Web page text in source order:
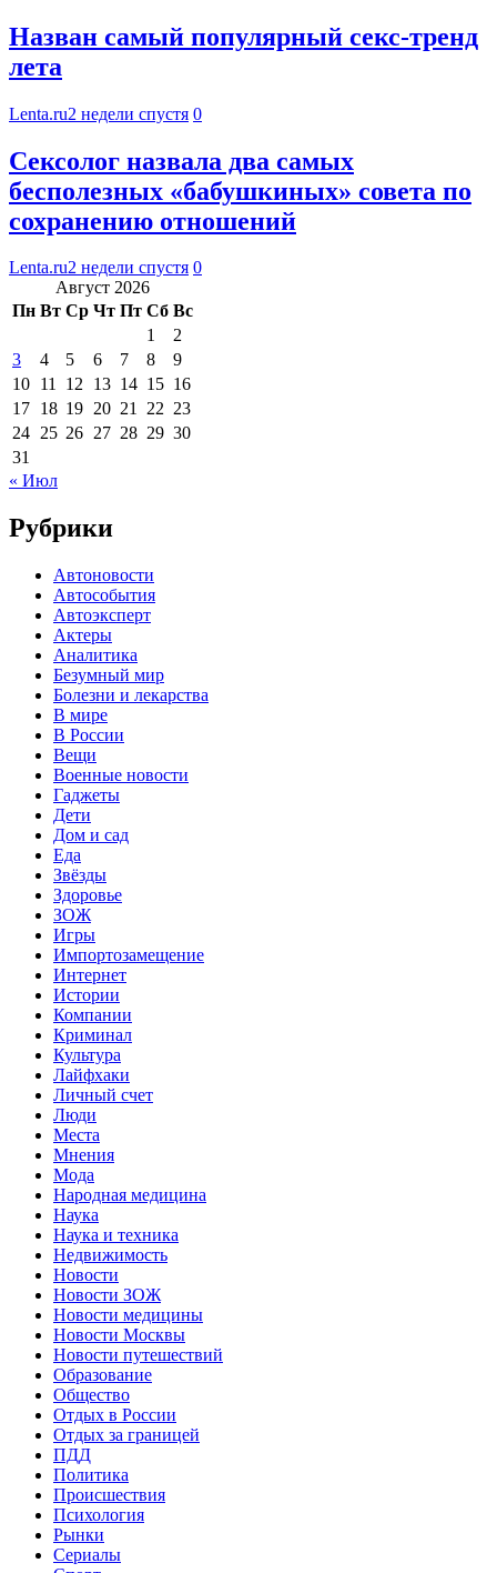
Назван самый популярный секс-тренд
лета
Lenta.ru2 недели спустя 0
Сексолог назвала два самых
бесполезных «бабушкиных» совета по
сохранению отношений
Lenta.ru2 недели спустя 0
Август 2026
Пн Вт Ср Чт Пт Сб Вс
1
2
3
4 5 6 7 8
9
10 11 12 13 14 15 16
17 18 19 20 21 22 23
24 25 26 27 28 29 30
31
« Июл
Рубрики
Автоновости
Автособытия
Автоэксперт
Актеры
Аналитика
Безумный мир
Болезни и лекарства
В мире
В России
Вещи
Военные новости
Гаджеты
Дети
Дом и сад
Еда
Звёзды
Здоровье
ЗОЖ
Игры
Импортозамещение
Интернет
Истории
Компании
Криминал
Культура
Лайфхаки
Личный счет
Люди
Места
Мнения
Мода
Народная медицина
Наука
Наука и техника
Недвижимость
Новости
Новости ЗОЖ
Новости медицины
Новости Москвы
Новости путешествий
Образование
Общество
Отдых в России
Отдых за границей
ПДД
Политика
Происшествия
Психология
Рынки
Сериалы